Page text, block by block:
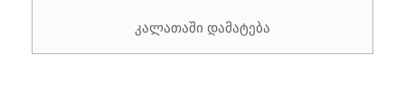
was:
კალათაში დამატება